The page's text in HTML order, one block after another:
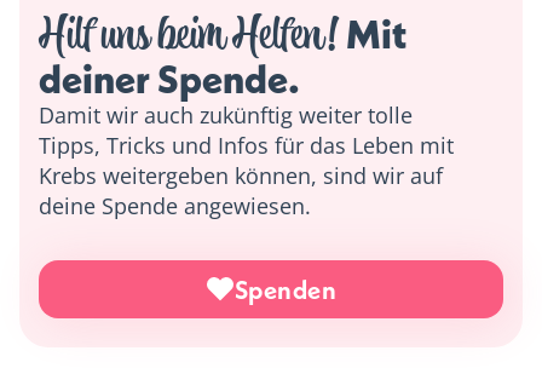
Hilf uns beim Helfen! Mit
deiner Spende.
Damit wir auch zukünftig weiter tolle
Tipps, Tricks und Infos für das Leben mit
Krebs weitergeben können, sind wir auf
deine Spende angewiesen.
Spenden